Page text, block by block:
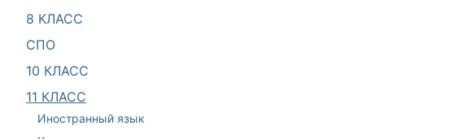
8 КЛАСС
СПО
10 КЛАСС
11 КЛАСС
Иностранный язык